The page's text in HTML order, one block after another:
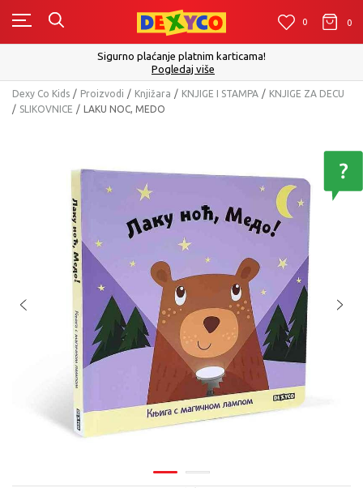
0 0
Click&Collect - Platite karticom Online i preuzmite u
izboru
Dexy Co Kids Proizvodi Knjižara KNJIGE I STAMPA
KNJIGE ZA DECU
SLIKOVNICE
LAKU NOC, MEDO